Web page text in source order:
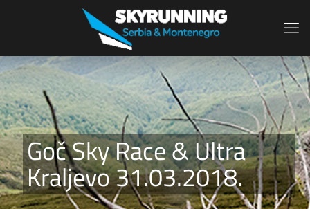
Goč Sky Race & Ultra
Kraljevo 31.03.2018.